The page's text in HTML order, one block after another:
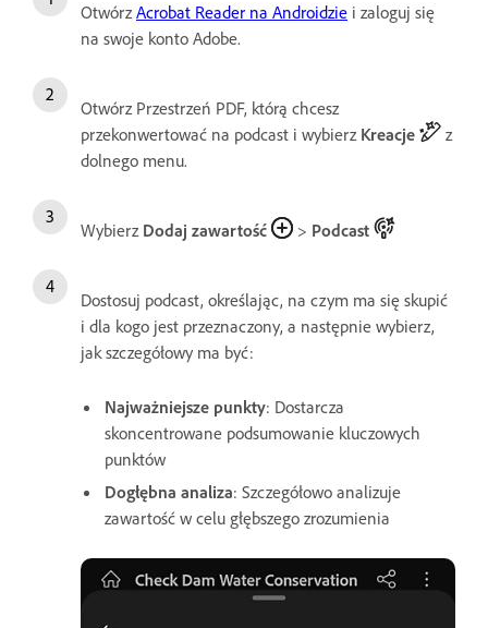
OtwórzAcrobat Reader na Androidzie i zaloguj się
na swoje konto Adobe.
Otwórz Przestrzeń PDF, którą chcesz
przekonwertować na podcast i wybierz Kreacje
z
dolnego menu.
Wybierz Dodaj zawartość > Podcast
Dostosuj podcast, określając, na czym ma się skupić
i dla kogo jest przeznaczony, a następnie wybierz,
jak szczegółowy ma być:
Najważniejsze punkty: Dostarcza
skoncentrowane podsumowanie kluczowych
punktów
Dogłębna analiza: Szczegółowo analizuje
zawartość w celu głębszego zrozumienia